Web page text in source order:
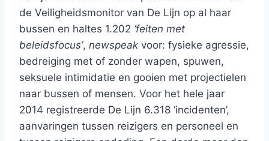
de Veiligheidsmonitor van De Lijn op al haar
bussen en haltes 1.202 ‘feiten met
beleidsfocus’, newspeak voor: fysieke agressie,
bedreiging met of zonder wapen, spuwen,
seksuele intimidatie en gooien met projectielen
naar bussen of mensen. Voor het hele jaar
2014 registreerde De Lijn 6.318 ‘incidenten’,
aanvaringen tussen reizigers en personeel en